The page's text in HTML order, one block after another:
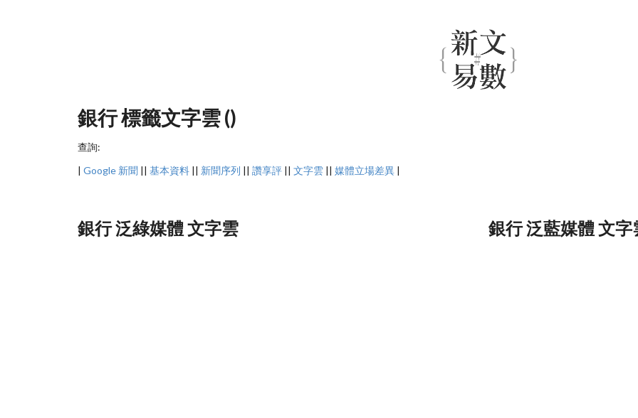
銀行 標籤文字雲 ()
查詢:
| Google 新聞|| 基本資料|| 新聞序列 || 讚享評|| 文字雲|| 媒體立場差異|
銀行 泛綠媒體 文字雲 銀行 泛藍媒體 文字